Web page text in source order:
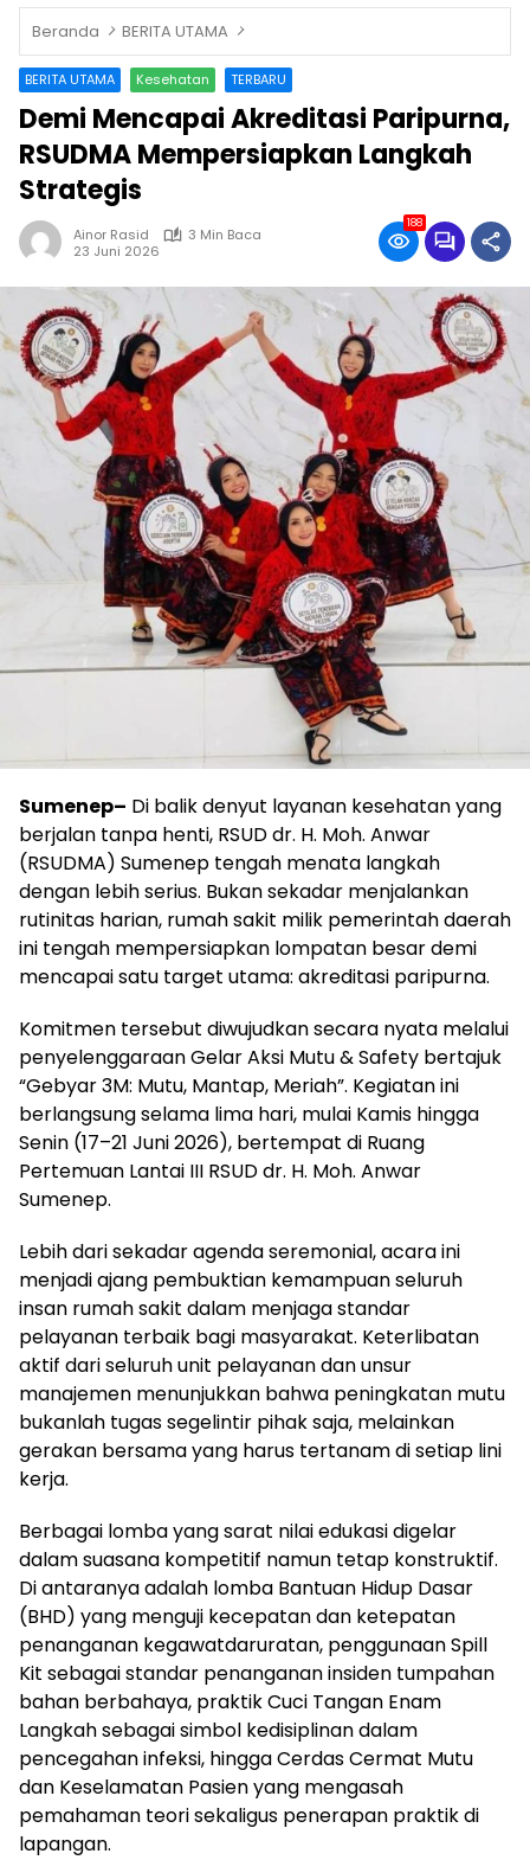
Beranda BERITA UTAMA
BERITA UTAMA Kesehatan TERBARU
Demi Mencapai Akreditasi Paripurna,
RSUDMA Mempersiapkan Langkah
Strategis
Ainor Rasid
3 Min Baca
23 Juni 2026
188
Sumenep– Di balik denyut layanan kesehatan yang
berjalan tanpa henti, RSUD dr. H. Moh. Anwar
(RSUDMA) Sumenep tengah menata langkah
dengan lebih serius. Bukan sekadar menjalankan
rutinitas harian, rumah sakit milik pemerintah daerah
ini tengah mempersiapkan lompatan besar demi
mencapai satu target utama: akreditasi paripurna.
Komitmen tersebut diwujudkan secara nyata melalui
penyelenggaraan Gelar Aksi Mutu & Safety bertajuk
“Gebyar 3M: Mutu, Mantap, Meriah”. Kegiatan ini
berlangsung selama lima hari, mulai Kamis hingga
Senin (17–21 Juni 2026), bertempat di Ruang
Pertemuan Lantai III RSUD dr. H. Moh. Anwar
Sumenep.
Lebih dari sekadar agenda seremonial, acara ini
menjadi ajang pembuktian kemampuan seluruh
insan rumah sakit dalam menjaga standar
pelayanan terbaik bagi masyarakat. Keterlibatan
aktif dari seluruh unit pelayanan dan unsur
manajemen menunjukkan bahwa peningkatan mutu
bukanlah tugas segelintir pihak saja, melainkan
gerakan bersama yang harus tertanam di setiap lini
kerja.
Berbagai lomba yang sarat nilai edukasi digelar
dalam suasana kompetitif namun tetap konstruktif.
Di antaranya adalah lomba Bantuan Hidup Dasar
(BHD) yang menguji kecepatan dan ketepatan
penanganan kegawatdaruratan, penggunaan Spill
Kit sebagai standar penanganan insiden tumpahan
bahan berbahaya, praktik Cuci Tangan Enam
Langkah sebagai simbol kedisiplinan dalam
pencegahan infeksi, hingga Cerdas Cermat Mutu
dan Keselamatan Pasien yang mengasah
pemahaman teori sekaligus penerapan praktik di
lapangan.